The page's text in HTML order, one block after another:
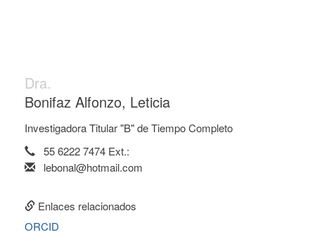
Dra.
Bonifaz Alfonzo, Leticia
Investigadora Titular "B" de Tiempo Completo
55 6222 7474 Ext.:
lebonal@hotmail.com
Enlaces relacionados
ORCID